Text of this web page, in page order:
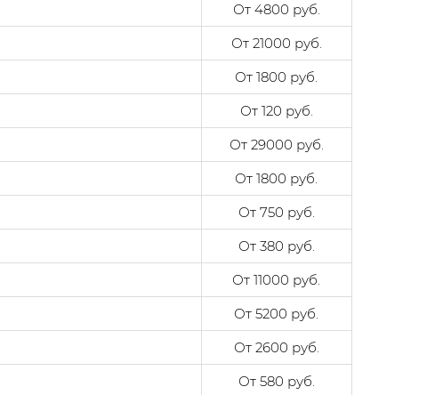
От 4800 руб.
От 21000 руб.
От 1800 руб.
От 120 руб.
От 29000 руб.
От 1800 руб.
От 750 руб.
От 380 руб.
От 11000 руб.
От 5200 руб.
От 2600 руб.
От 580 руб.